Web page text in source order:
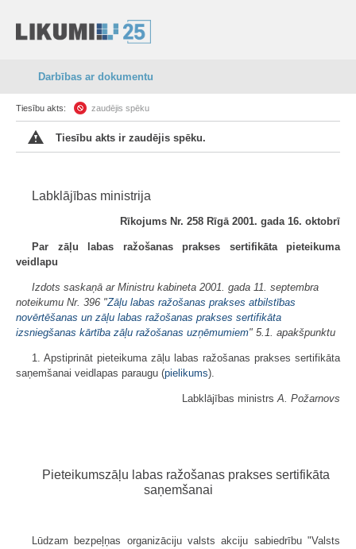
Darbības ar dokumentu
Tiesību akts: zaudējis spēku
Tiesību akts ir zaudējis spēku.
Labklājības ministrija
Rīkojums Nr. 258 Rīgā 2001. gada 16. oktobrī
Par zāļu labas ražošanas prakses sertifikāta pieteikuma
veidlapu
Izdots saskaņā ar Ministru kabineta 2001. gada 11. septembra
noteikumu Nr. 396 "Zāļu labas ražošanas prakses atbilstības
novērtēšanas un zāļu labas ražošanas prakses sertifikāta
izsniegšanas kārtība zāļu ražošanas uzņēmumiem" 5.1. apakšpunktu
1. Apstiprināt pieteikuma zāļu labas ražošanas prakses sertifikāta
saņemšanai veidlapas paraugu (pielikums).
Labklājības ministrsA. Požarnovs
Pieteikumszāļu labas ražošanas prakses sertifikāta
saņemšanai
Lūdzam bezpeļņas organizāciju valsts akciju sabiedrību "Valsts